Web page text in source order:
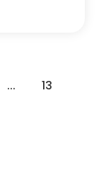
... 13